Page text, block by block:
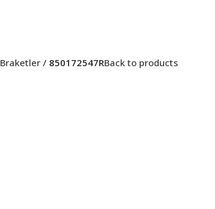
Braketler 850172547RBack to products